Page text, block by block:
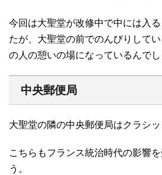
今回は大聖堂が改修中で中には入
たが、大聖堂の前でのんびりして
の人の憩いの場になっているんでし
中央郵便局
大聖堂の隣の中央郵便局はクラシッ
こちらもフランス統治時代の影響
う。